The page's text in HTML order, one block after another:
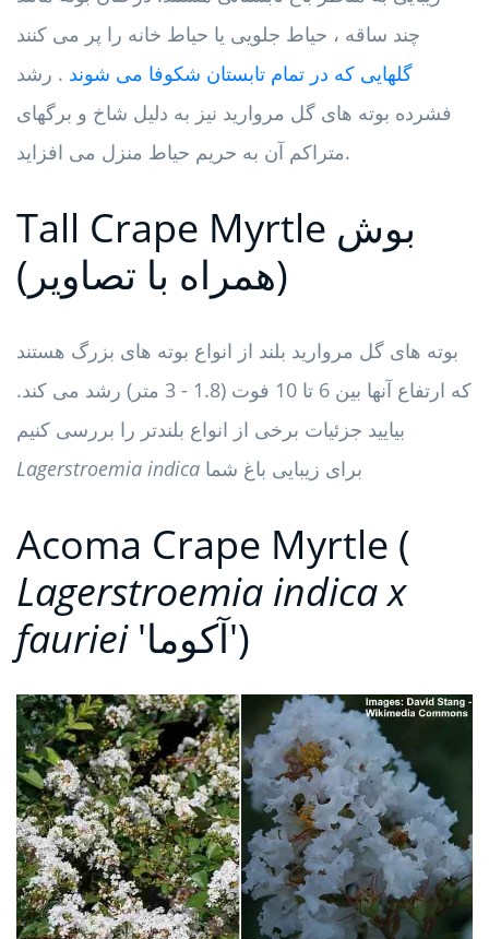
چند ساقه ، حیاط جلویی یا حیاط خانه را پر می کنند
گلهایی که در تمام تابستان شکوفا می شوند . رشد
فشرده بوته های گل مروارید نیز به دلیل شاخ و برگهای
متراکم آن به حریم حیاط منزل می افزاید.
Tall Crape Myrtle بوش
(همراه با تصاویر)
بوته های گل مروارید بلند از انواع بوته های بزرگ هستند
که ارتفاع آنها بین 6 تا 10 فوت (1.8 - 3 متر) رشد می کند.
بیایید جزئیات برخی از انواع بلندتر را بررسی کنیم
Lagerstroemia indica برای زیبایی باغ شما
Acoma Crape Myrtle (
Lagerstroemia indica x
fauriei
'آکوما')